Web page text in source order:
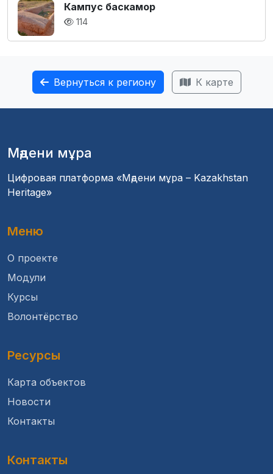
Кампус баскамор
114
Вернуться к региону К карте
Мәдени мұра
Цифровая платформа «Мәдени мұра – Kazakhstan
Heritage»
Меню
О проекте
Модули
Курсы
Волонтёрство
Ресурсы
Карта объектов
Новости
Контакты
Контакты